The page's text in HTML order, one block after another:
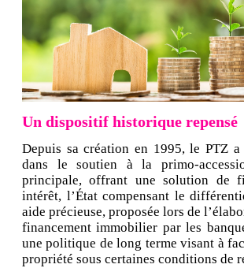
Un dispositif historique repensé
Depuis sa création en 1995, le PTZ
dans le soutien à la primo-
principale, offrant une solution de
intérêt, l’État compensant le
aide précieuse, proposée lors de
financement immobilier par les
une politique de long terme visant à
propriété sous certaines conditions de